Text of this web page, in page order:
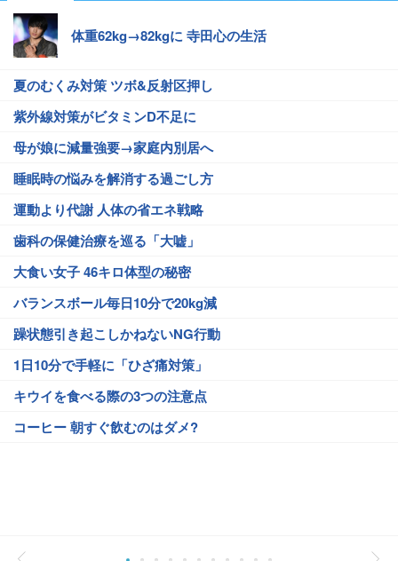
体重62kg→82kgに 寺田心の生活
夏のむくみ対策 ツボ&反射区押し
紫外線対策がビタミンD不足に
母が娘に減量強要→家庭内別居へ
睡眠時の悩みを解消する過ごし方
運動より代謝 人体の省エネ戦略
歯科の保健治療を巡る「大嘘」
大食い女子 46キロ体型の秘密
バランスボール毎日10分で20kg減
躁状態引き起こしかねないNG行動
1日10分で手軽に「ひざ痛対策」
キウイを食べる際の3つの注意点
コーヒー 朝すぐ飲むのはダメ?